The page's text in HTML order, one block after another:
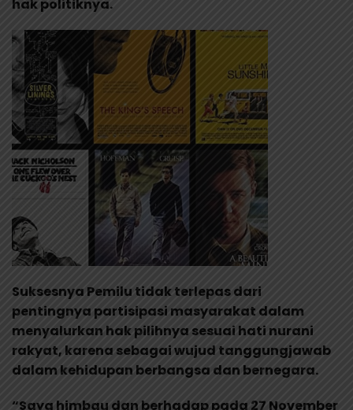
hak politiknya.
Suksesnya Pemilu tidak terlepas dari
pentingnya partisipasi masyarakat dalam
menyalurkan hak pilihnya sesuai hati nurani
rakyat, karena sebagai wujud tanggungjawab
dalam kehidupan berbangsa dan bernegara.
“Saya himbau dan berhadap pada 27 November